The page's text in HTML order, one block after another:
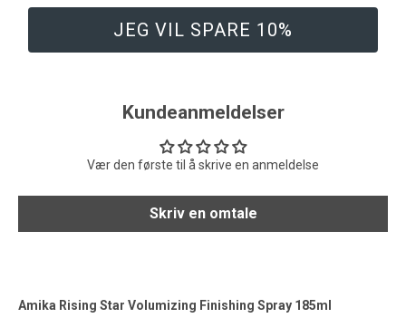
JEG VIL SPARE 10%
Kundeanmeldelser
Vær den første til å skrive en anmeldelse
Skriv en omtale
Amika Rising Star Volumizing Finishing Spray 185ml